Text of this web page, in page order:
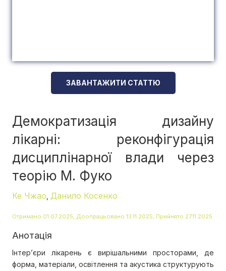
ЗАВАНТАЖИТИ СТАТТЮ
Демократизація дизайну
лікарні: реконфігурація
дисциплінарної влади через
теорію М. Фуко
Ке Чжао Данило Косенко
Отримано 01.07.2025, Доопрацьовано 13.11.2025, Прийнято 27.11.2025
Анотація
Інтер’єри лікарень є вирішальними просторами, де
форма, матеріали, освітлення та акустика структурують